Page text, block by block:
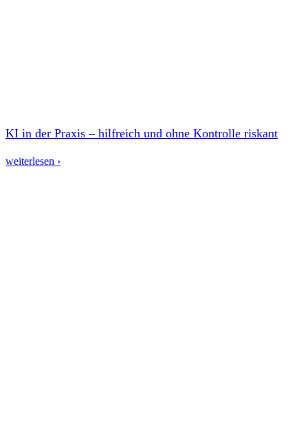
KI in der Praxis – hilfreich und ohne Kontrolle riskant
weiterlesen ›